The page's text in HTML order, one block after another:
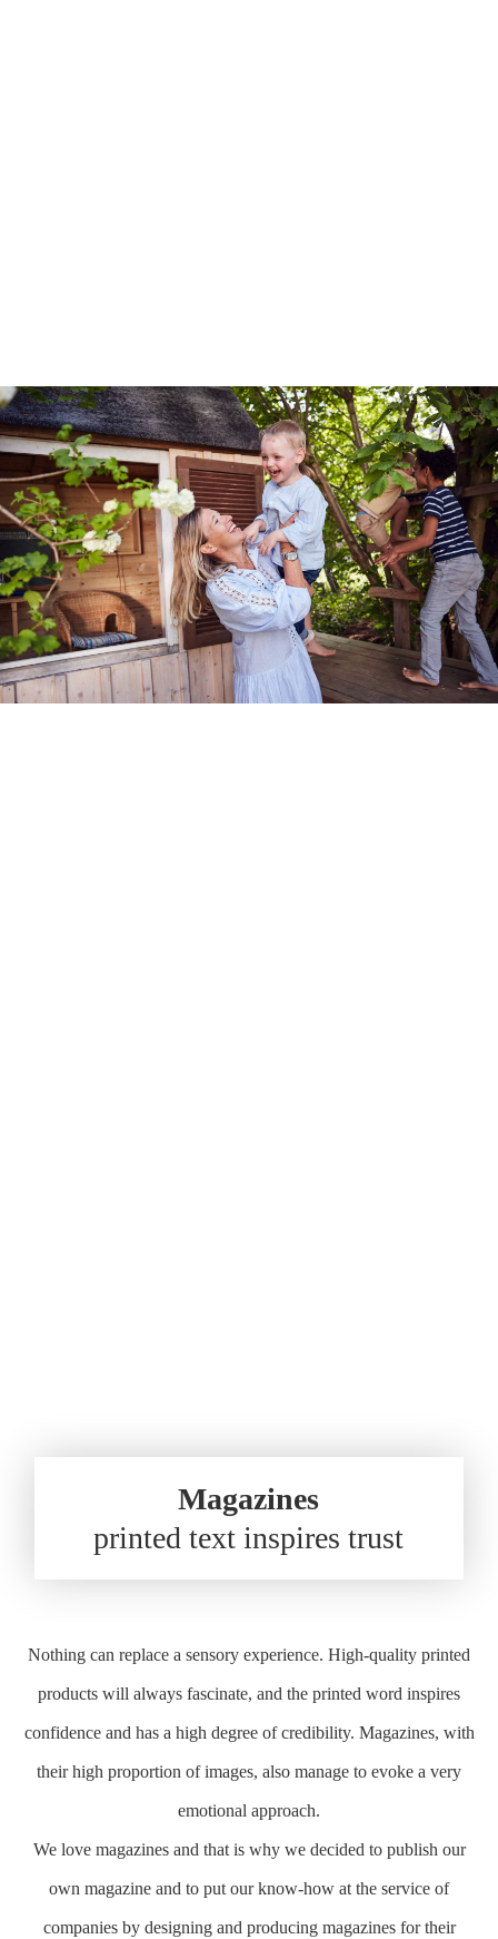
Magazines
printed text inspires trust
Nothing can replace a sensory experience. High-quality printed
products will always fascinate, and the printed word inspires
confidence and has a high degree of credibility. Magazines, with
their high proportion of images, also manage to evoke a very
emotional approach.
We love magazines and that is why we decided to publish our
own magazine and to put our know-how at the service of
companies by designing and producing magazines for their